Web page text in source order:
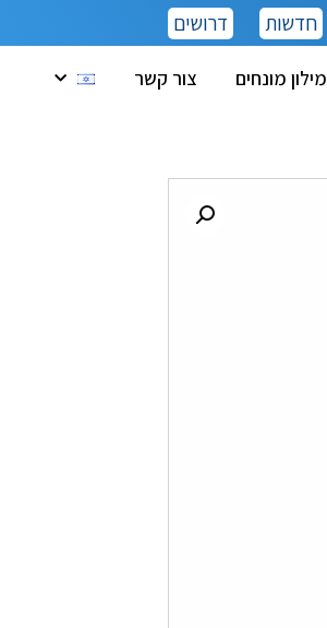
חדשות דרושים
מילון מונחים צור קשר